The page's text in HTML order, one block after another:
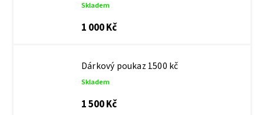
Skladem
1 000 Kč
Dárkový poukaz 1500 kč
Skladem
1 500 Kč